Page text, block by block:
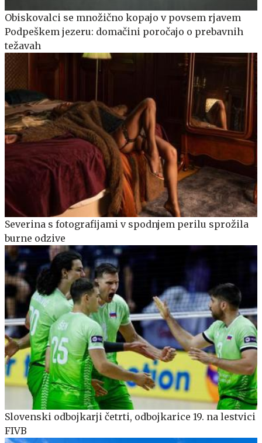
Obiskovalci se množično kopajo v povsem rjavem
Podpeškem jezeru: domačini poročajo o prebavnih
težavah
Severina s fotografijami v spodnjem perilu sprožila
burne odzive
Slovenski odbojkarji četrti, odbojkarice 19. na lestvici
FIVB